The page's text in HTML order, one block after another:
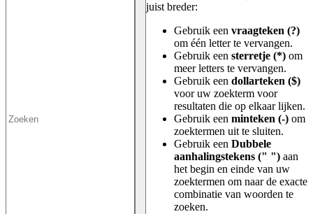
juist breder:
Gebruik een vraagteken (?)
om één letter te vervangen.
Gebruik een sterretje (*) om
meer letters te vervangen.
Gebruik een dollarteken ($)
voor uw zoekterm voor
resultaten die op elkaar lijken.
Gebruik een minteken (-) om
zoektermen uit te sluiten.
Gebruik een Dubbele
aanhalingstekens (" ") aan
het begin en einde van uw
zoektermen om naar de exacte
combinatie van woorden te
zoeken.